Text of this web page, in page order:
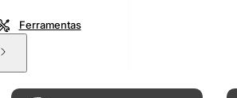
Ferramentas